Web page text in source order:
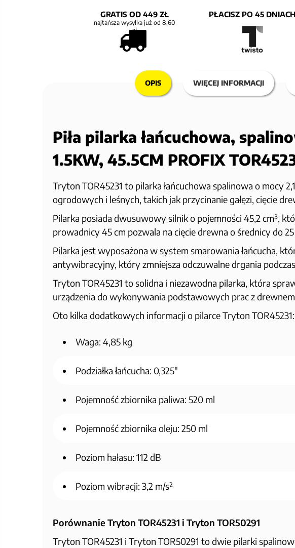
GRATIS OD 449 ZŁ
najtańsza wysyłka już od 8,60
zł
PŁACISZ PO 45 DNIACH
OPIS WIĘCEJ INFORMACJI
Piła pilarka łańcuchowa,
1.5KW, 45.5CM PROFIX
Tryton TOR45231 to pilarka łańcuchowa spalinowa o mocy
ogrodowych i leśnych, takich jak przycinanie gałęzi, cięcie
Pilarka posiada dwusuwowy silnik o pojemności 45,2 cm³,
prowadnicy 45 cm pozwala na cięcie drewna o średnicy do 25
Pilarka jest wyposażona w system smarowania łańcucha,
antywibracyjny, który zmniejsza odczuwalne drgania
Tryton TOR45231 to solidna i niezawodna pilarka, która
urządzenia do wykonywania podstawowych prac z
Oto kilka dodatkowych informacji o pilarce Tryton TOR45231:
Waga: 4,85 kg
Podziałka łańcucha: 0,325"
Pojemność zbiornika paliwa: 520 ml
Pojemność zbiornika oleju: 250 ml
Poziom hałasu: 112 dB
Poziom wibracji: 3,2 m/s²
Porównanie Tryton TOR45231 i Tryton TOR50291
Tryton TOR45231 i Tryton TOR50291 to dwie pilarki